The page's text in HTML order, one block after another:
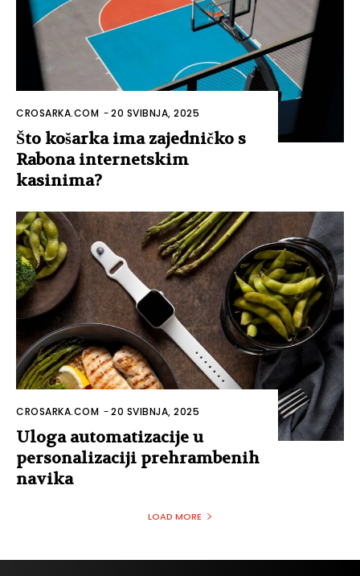
CROSARKA.COM -20 SVIBNJA, 2025
Što košarka ima zajedničko s
Rabona internetskim
kasinima?
CROSARKA.COM -20 SVIBNJA, 2025
Uloga automatizacije u
personalizaciji prehrambenih
navika
LOAD MORE